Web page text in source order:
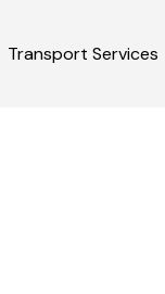
Transport Services